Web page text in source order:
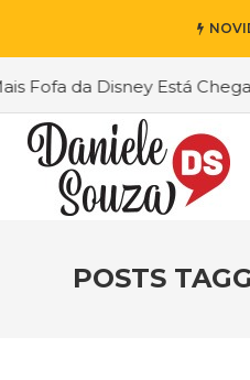
da Disney Está
POSTS